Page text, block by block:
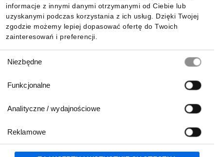
informacje z innymi danymi otrzymanymi od Ciebie lub
uzyskanymi podczas korzystania z ich usług. Dzięki Twojej
zgodzie możemy lepiej dopasować ofertę do Twoich
zainteresowań i preferencji.
zgody
Niezbędne
Funkcjonalne
Analityczne / wydajnościowe
Reklamowe
Pobierz naszą aplikację mobilną:
801 500 700 lub 71 37 61 600